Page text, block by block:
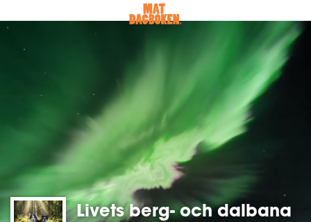
Livets berg- och dalbana